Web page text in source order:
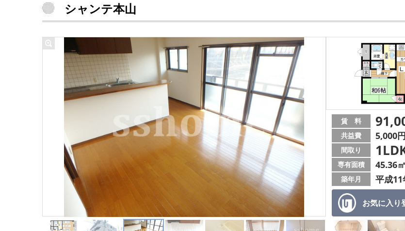
シャンテ本山
お気に入り
賃 料
共益費 5,000円
間取り
専有面積 45.36㎡
築年月 平成